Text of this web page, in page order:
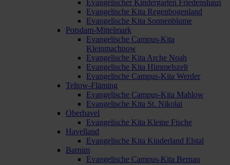
Evangelischer Kindergarten Friedenshaus
Evangelische Kita Regenbogenland
Evangelische Kita Sonnenblume
Potsdam-Mittelmark
Evangelische Campus-Kita
Kleinmachnow
Evangelische Kita Arche Noah
Evangelische Kita Himmelszelt
Evangelische Campus-Kita Werder
Teltow-Fläming
Evangelische Campus-Kita Mahlow
Evangelische Kita St. Nikolai
Oberhavel
Evangelische Kita Kleine Fische
Havelland
Evangelische Kita Kinderland Elstal
Barnim
Evangelische Campus-Kita Bernau